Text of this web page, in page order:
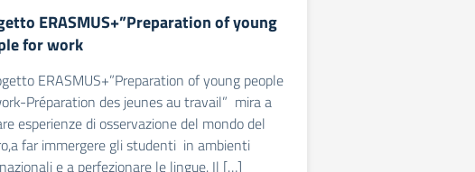
ERASMUS+”Preparation of young
for work
ERASMUS+”Preparation of young people
Préparation des jeunes au travail” mira a
esperienze di osservazione del mondo del
far immergere gli studenti in ambienti
e a perfezionare le lingue. Il […]